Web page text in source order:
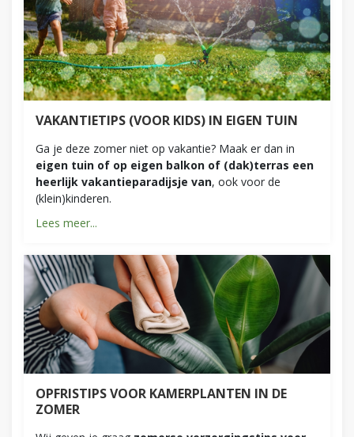
VAKANTIETIPS (VOOR KIDS) IN EIGEN TUIN
Ga je deze zomer niet op vakantie? Maak er dan in
eigen tuin of op eigen balkon of (dak)terras een
heerlijk vakantieparadijsje van, ook voor de
(klein)kinderen.
Lees meer...
OPFRISTIPS VOOR KAMERPLANTEN IN DE
ZOMER